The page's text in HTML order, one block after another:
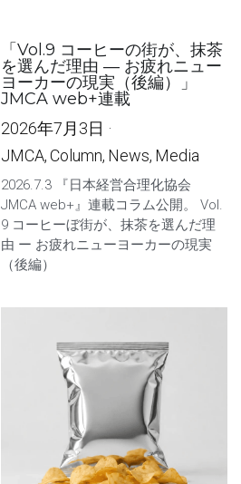
「Vol.9 コーヒーの街が、抹茶
を選んだ理由 ― お疲れニュー
ヨーカーの現実（後編）」
JMCA web+連載
2026年7月3日 ·
JMCA, Column, News, Media
2026.7.3 『日本経営合理化協会
JMCA web+』連載コラム公開。 Vol.
9 コーヒーぼ街が、抹茶を選んだ理
由 ー お疲れニューヨーカーの現実
（後編）